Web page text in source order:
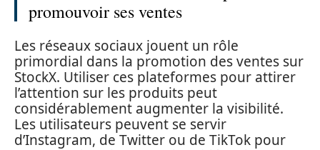
promouvoir ses ventes
Les réseaux sociaux jouent un rôle
primordial dans la promotion des ventes sur
StockX. Utiliser ces plateformes pour attirer
l’attention sur les produits peut
considérablement augmenter la visibilité.
Les utilisateurs peuvent se servir
d’Instagram, de Twitter ou de TikTok pour